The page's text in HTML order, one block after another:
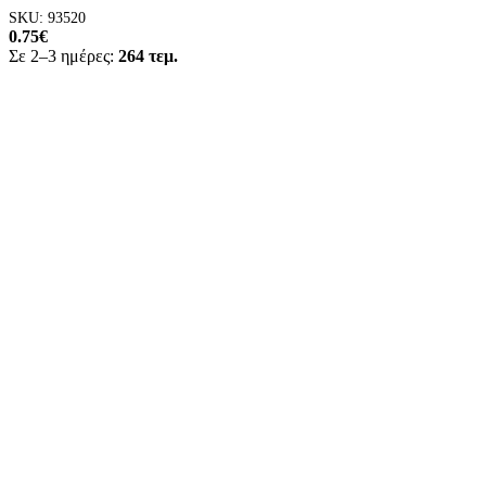
SKU: 93520
0.75€
Σε 2–3 ημέρες: 264 τεμ.